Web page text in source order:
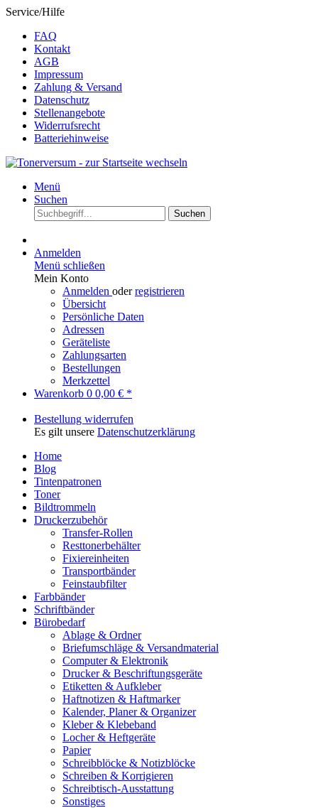
Service/Hilfe
FAQ
Kontakt
AGB
Impressum
Zahlung & Versand
Datenschutz
Stellenangebote
Widerrufsrecht
Batteriehinweise
Menü
Suchen
Suchen
Anmelden
Menü schließen
Mein Konto
Anmelden oderregistrieren
Übersicht
Persönliche Daten
Adressen
Geräteliste
Zahlungsarten
Bestellungen
Merkzettel
Warenkorb 0 0,00 € *
Bestellung widerrufen
Es gilt unsere Datenschutzerklärung
Home
Blog
Tintenpatronen
Toner
Bildtrommeln
Druckerzubehör
Transfer-Rollen
Resttonerbehälter
Fixiereinheiten
Transportbänder
Feinstaubfilter
Farbbänder
Schriftbänder
Bürobedarf
Ablage & Ordner
Briefumschläge & Versandmaterial
Computer & Elektronik
Drucker & Beschriftungsgeräte
Etiketten & Aufkleber
Haftnotizen & Haftmarker
Kalender, Planer & Organizer
Kleber & Klebeband
Locher & Heftgeräte
Papier
Schreibblöcke & Notizblöcke
Schreiben & Korrigieren
Schreibtisch-Ausstattung
Sonstiges